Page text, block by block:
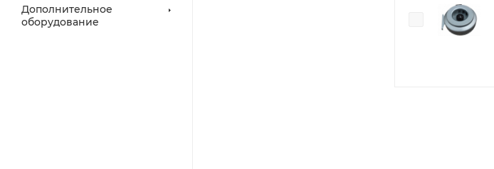
Дополнительное
оборудование